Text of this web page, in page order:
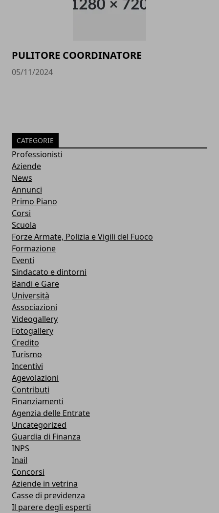
PULITORE COORDINATORE
05/11/2024
CATEGORIE
Professionisti
Aziende
News
Annunci
Primo Piano
Corsi
Scuola
Forze Armate, Polizia e Vigili del Fuoco
Formazione
Eventi
Sindacato e dintorni
Bandi e Gare
Università
Associazioni
Videogallery
Fotogallery
Credito
Turismo
Incentivi
Agevolazioni
Contributi
Finanziamenti
Agenzia delle Entrate
Uncategorized
Guardia di Finanza
INPS
Inail
Concorsi
Aziende in vetrina
Casse di previdenza
Il parere degli esperti